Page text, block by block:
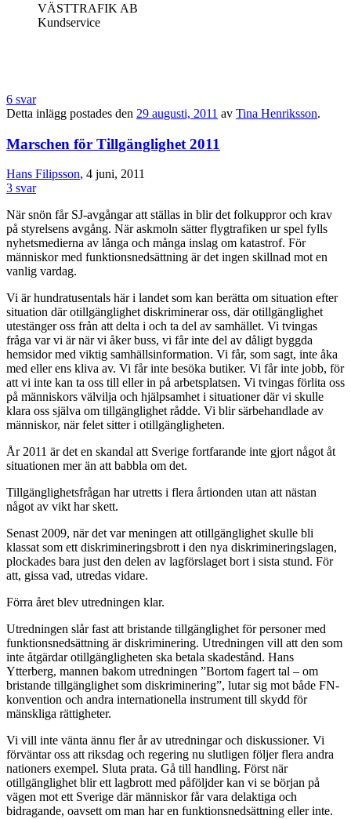
VÄSTTRAFIK AB
Kundservice
6 svar
Detta inlägg postades den 29 augusti, 2011 av Tina Henriksson.
Marschen för Tillgänglighet 2011
Hans Filipsson, 4 juni, 2011
3 svar
När snön får SJ-avgångar att ställas in blir det folkuppror och krav
på styrelsens avgång. När askmoln sätter flygtrafiken ur spel fylls
nyhetsmedierna av långa och många inslag om katastrof. För
människor med funktionsnedsättning är det ingen skillnad mot en
vanlig vardag.
Vi är hundratusentals här i landet som kan berätta om situation efter
situation där otillgänglighet diskriminerar oss, där otillgänglighet
utestänger oss från att delta i och ta del av samhället. Vi tvingas
fråga var vi är när vi åker buss, vi får inte del av dåligt byggda
hemsidor med viktig samhällsinformation. Vi får, som sagt, inte åka
med eller ens kliva av. Vi får inte besöka butiker. Vi får inte jobb, för
att vi inte kan ta oss till eller in på arbetsplatsen. Vi tvingas förlita oss
på människors välvilja och hjälpsamhet i situationer där vi skulle
klara oss själva om tillgänglighet rådde. Vi blir särbehandlade av
människor, när felet sitter i otillgängligheten.
År 2011 är det en skandal att Sverige fortfarande inte gjort något åt
situationen mer än att babbla om det.
Tillgänglighetsfrågan har utretts i flera årtionden utan att nästan
något av vikt har skett.
Senast 2009, när det var meningen att otillgänglighet skulle bli
klassat som ett diskrimineringsbrott i den nya diskrimineringslagen,
plockades bara just den delen av lagförslaget bort i sista stund. För
att, gissa vad, utredas vidare.
Förra året blev utredningen klar.
Utredningen slår fast att bristande tillgänglighet för personer med
funktionsnedsättning är diskriminering. Utredningen vill att den som
inte åtgärdar otillgängligheten ska betala skadestånd. Hans
Ytterberg, mannen bakom utredningen ”Bortom fagert tal – om
bristande tillgänglighet som diskriminering”, lutar sig mot både FN-
konvention och andra internationella instrument till skydd för
mänskliga rättigheter.
Vi vill inte vänta ännu fler år av utredningar och diskussioner. Vi
förväntar oss att riksdag och regering nu slutligen följer flera andra
nationers exempel. Sluta prata. Gå till handling. Först när
otillgänglighet blir ett lagbrott med påföljder kan vi se början på
vägen mot ett Sverige där människor får vara delaktiga och
bidragande, oavsett om man har en funktionsnedsättning eller inte.